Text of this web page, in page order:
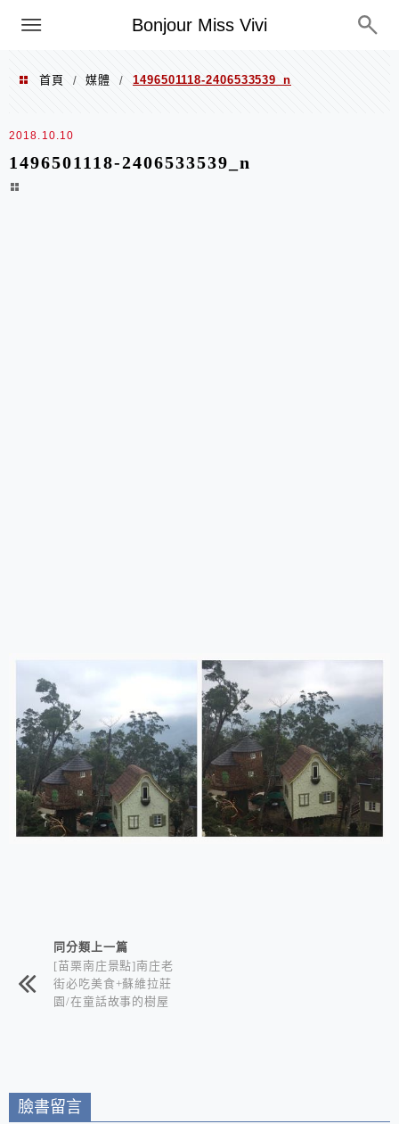
Bonjour Miss Vivi
選單
首頁 / 媒體 / 1496501118-2406533539_n
2018.10.10
1496501118-2406533539_n
相連文章同分類上一篇
[苗栗南庄景點]南庄老
街必吃美食+蘇維拉莊
園/在童話故事的樹屋
臉書留言